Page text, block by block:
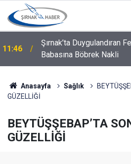
11:46
Şırnak’ta Duygulandıran
Babasına Böbrek Nakli
Anasayfa Sağlık
GÜZELLİĞİ
BEYTÜŞŞEBAP’TA
GÜZELLİĞİ